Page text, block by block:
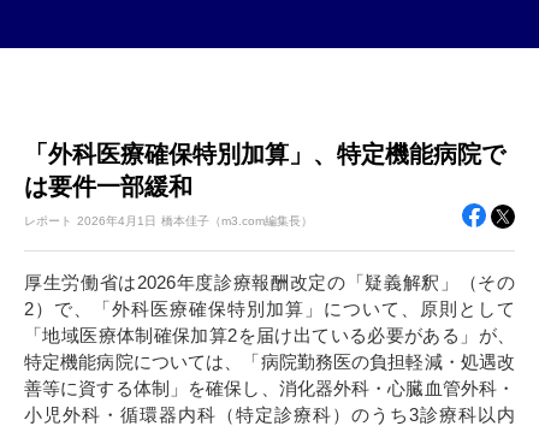
「外科医療確保特別加算」、特定機能病院で
は要件一部緩和
レポート 2026年4月1日 橋本佳子（m3.com編集長）
厚生労働省は2026年度診療報酬改定の「疑義解釈」（その
2）で、「外科医療確保特別加算」について、原則として
「地域医療体制確保加算2を届け出ている必要がある」が、
特定機能病院については、「病院勤務医の負担軽減・処遇改
善等に資する体制」を確保し、消化器外科・心臓血管外科・
小児外科・循環器内科（特定診療科）のうち3診療科以内